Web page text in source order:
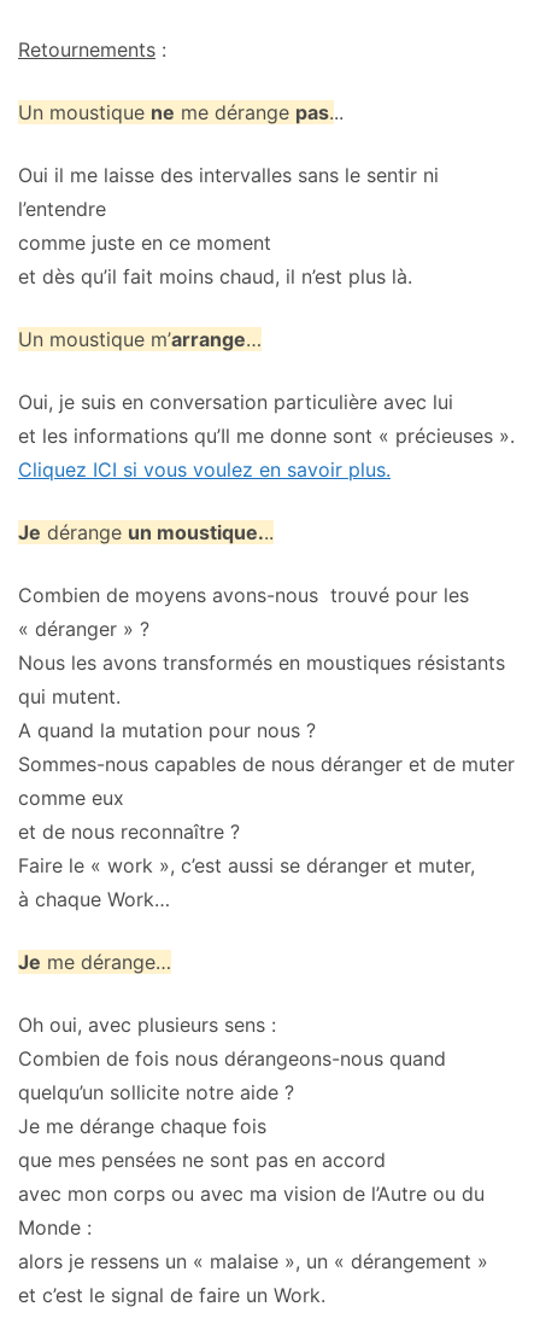
Retournements :
Un moustique ne me dérange pas...
Oui il me laisse des intervalles sans le sentir ni
l’entendre
comme juste en ce moment
et dès qu’il fait moins chaud, il n’est plus là.
Un moustique m’arrange…
Oui, je suis en conversation particulière avec lui
et les informations qu’Il me donne sont « précieuses ».
Cliquez ICI si vous voulez en savoir plus.
Je dérange un moustique...
Combien de moyens avons-nous trouvé pour les
« déranger » ?
Nous les avons transformés en moustiques résistants
qui mutent.
A quand la mutation pour nous ?
Sommes-nous capables de nous déranger et de muter
comme eux
et de nous reconnaître ?
Faire le « work », c’est aussi se déranger et muter,
à chaque Work…
Je me dérange…
Oh oui, avec plusieurs sens :
Combien de fois nous dérangeons-nous quand
quelqu’un sollicite notre aide ?
Je me dérange chaque fois
que mes pensées ne sont pas en accord
avec mon corps ou avec ma vision de l’Autre ou du
Monde :
alors je ressens un « malaise », un « dérangement »
et c’est le signal de faire un Work.